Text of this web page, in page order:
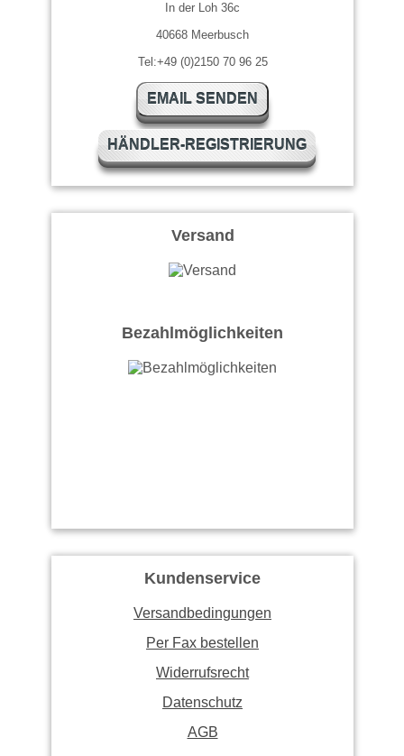
In der Loh 36c
40668 Meerbusch
Tel:+49 (0)2150 70 96 25
EMAIL SENDEN
HÄNDLER-REGISTRIERUNG
Versand
Bezahlmöglichkeiten
Kundenservice
Versandbedingungen
Per Fax bestellen
Widerrufsrecht
Datenschutz
AGB